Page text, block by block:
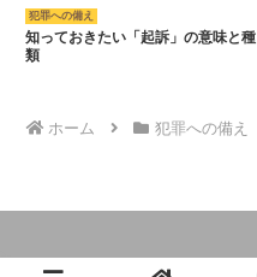
犯罪への備え
知っておきたい「起訴」の意味と種
類
ホーム 犯罪への備え